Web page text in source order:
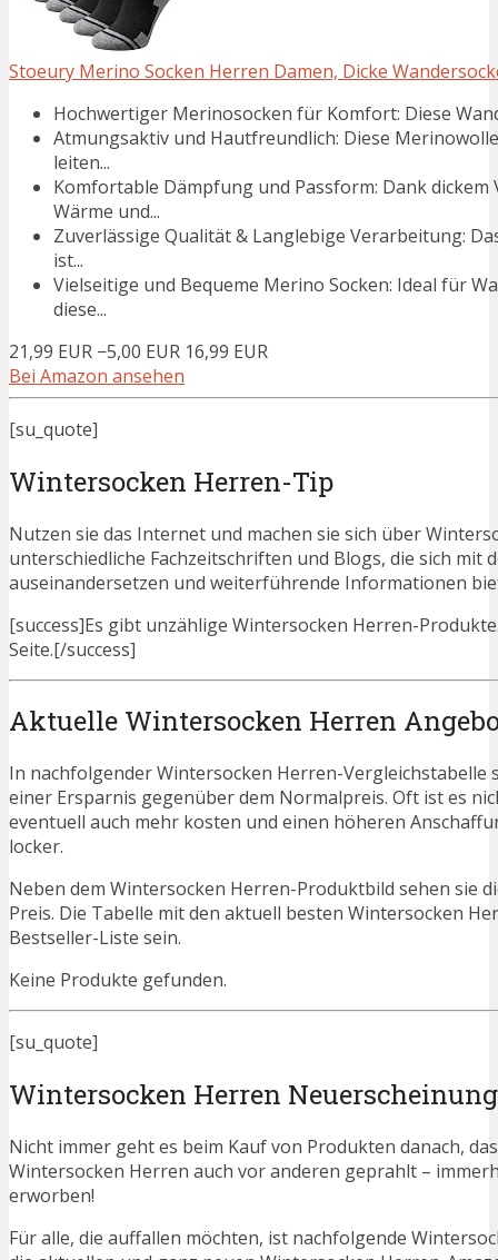
Stoeury Merino Socken Herren Damen, Dicke
Hochwertiger Merinosocken für Komfort: Diese
Atmungsaktiv und Hautfreundlich: Diese
leiten...
Komfortable Dämpfung und Passform: Dank
Wärme und...
Zuverlässige Qualität & Langlebige Verarbeitung:
ist...
Vielseitige und Bequeme Merino Socken: Ideal für
diese...
21,99 EUR −5,00 EUR 16,99 EUR
Bei Amazon ansehen
[su_quote]
Wintersocken Herren-Tip
Nutzen sie das Internet und machen sie sich über
unterschiedliche Fachzeitschriften und Blogs, die sich
auseinandersetzen und weiterführende Informationen
[success]Es gibt unzählige Wintersocken Herren-
Seite.[/success]
Aktuelle Wintersocken Herren
In nachfolgender Wintersocken Herren-
einer Ersparnis gegenüber dem Normalpreis. Oft ist es
eventuell auch mehr kosten und einen höheren
locker.
Neben dem Wintersocken Herren-Produktbild sehen sie
Preis. Die Tabelle mit den aktuell besten Wintersocken
Bestseller-Liste sein.
Keine Produkte gefunden.
[su_quote]
Wintersocken Herren
Nicht immer geht es beim Kauf von Produkten danach,
Wintersocken Herren auch vor anderen geprahlt –
erworben!
Für alle, die auffallen möchten, ist nachfolgende